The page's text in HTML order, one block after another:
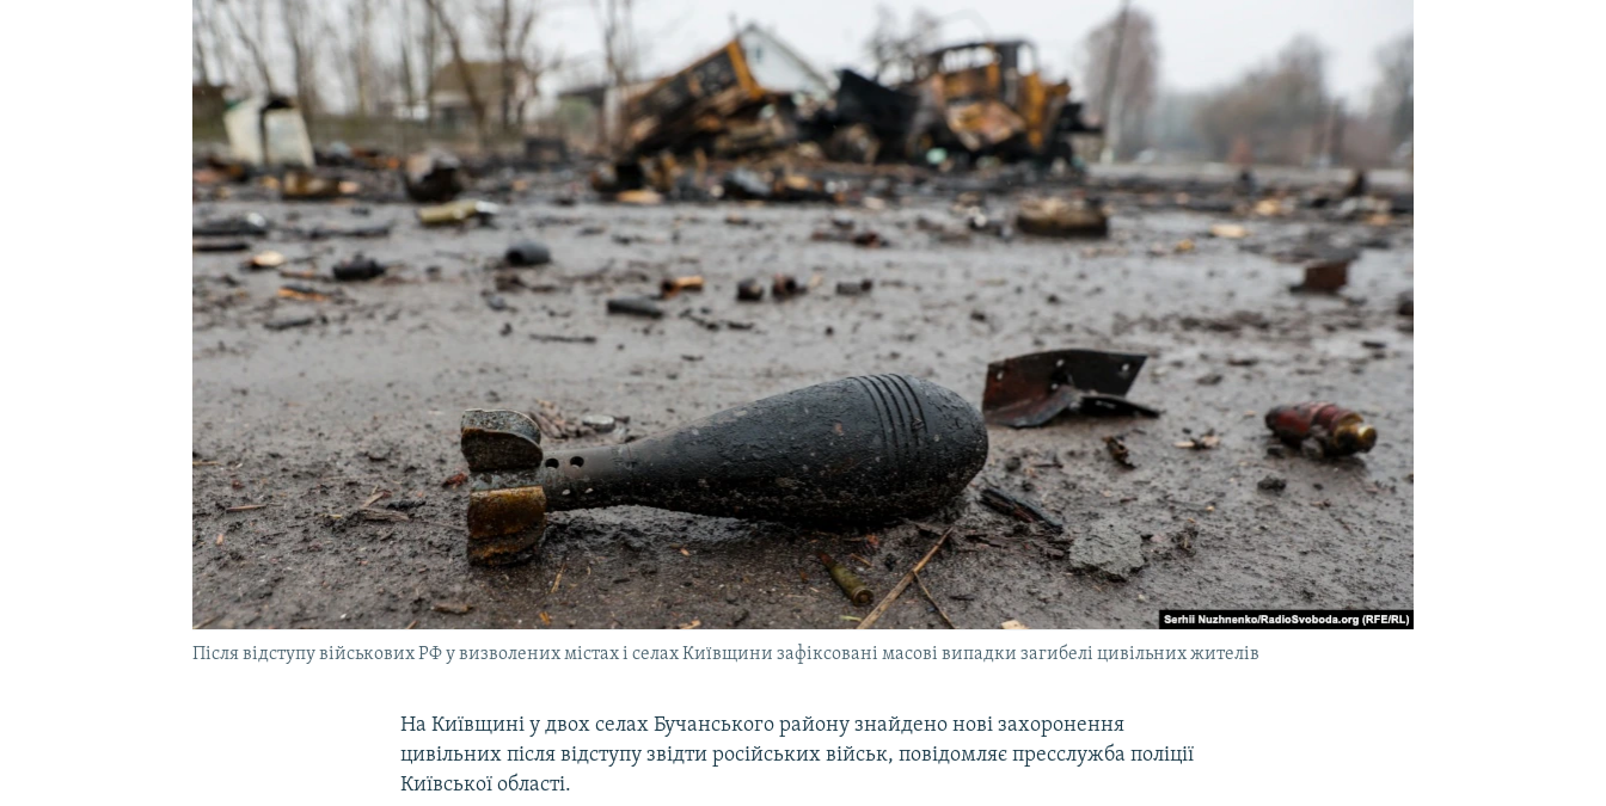
Після відступу військових РФ у визволених містах і селах Київщини зафіксовані масові випадки загибелі цивільних жителів
На Київщині у двох селах Бучанського району знайдено нові захоронення
цивільних після відступу звідти російських військ, повідомляє пресслужба поліції
Київської області.